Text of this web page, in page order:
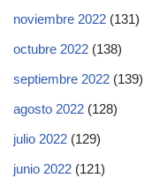
noviembre 2022 (131)
octubre 2022 (138)
septiembre 2022 (139)
agosto 2022 (128)
julio 2022 (129)
junio 2022 (121)